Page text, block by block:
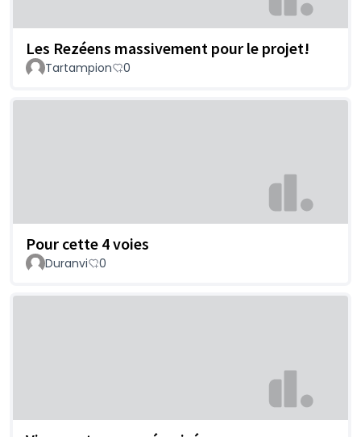
Les Rezéens massivement pour le projet!
Tartampion 0
Pour cette 4 voies
Duranvi 0